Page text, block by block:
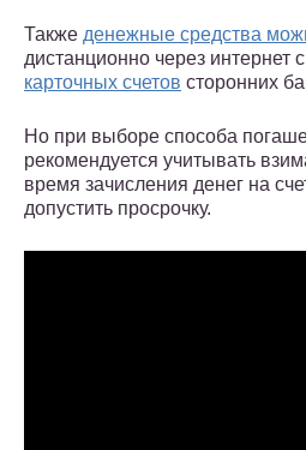
Также денежные средства
дистанционно через интернет с
карточных счетов сторонних
Но при выборе способа
рекомендуется учитывать
время зачисления денег на
допустить просрочку.